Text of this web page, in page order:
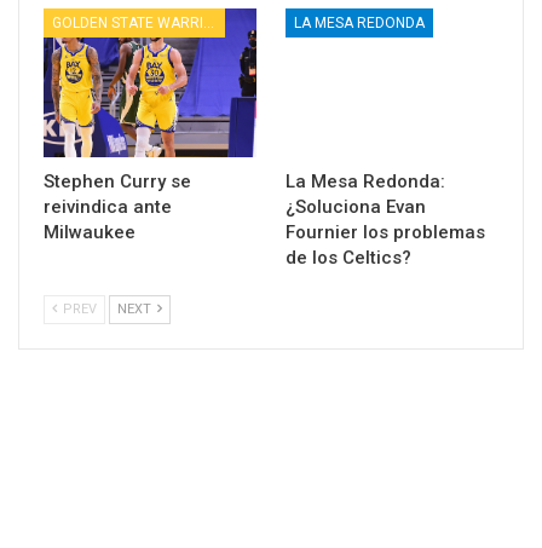
Stephen Curry se
reivindica ante
Milwaukee
LA MESA REDONDA
La Mesa Redonda:
¿Soluciona Evan
Fournier los problemas
de los Celtics?
PREV NEXT